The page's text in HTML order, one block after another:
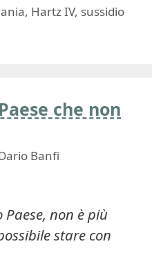
, Hartz IV, sussidio
che non
Banfi
Paese, non è più
stare con